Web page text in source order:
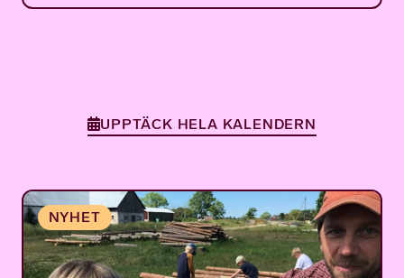
UPPTÄCK HELA KALENDERN